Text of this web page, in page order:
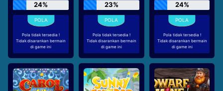
24%
Pola tidak tersedia !
Tidak disarankan bermain
di game ini
23%
Pola tidak tersedia !
Tidak disarankan bermain
di game ini
24%
Pola tidak tersedia !
Tidak disarankan bermain
di game ini